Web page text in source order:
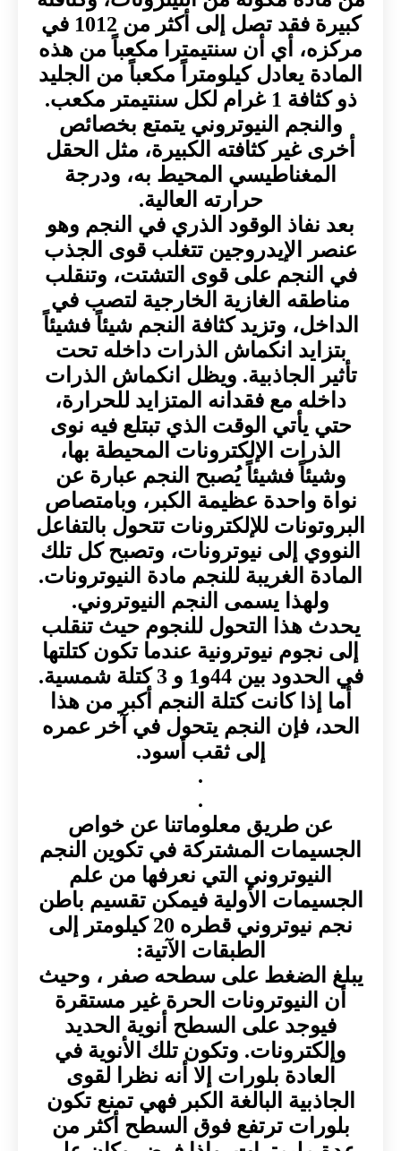
كبيرة فقد تصل إلى أكثر من 1012 في
مركزه، أي أن سنتيمترا مكعباً من هذه
المادة يعادل كيلومتراً مكعباً من الجليد
ذو كثافة 1 غرام لكل سنتيمتر مكعب.
والنجم النيوتروني يتمتع بخصائص
أخرى غير كثافته الكبيرة، مثل الحقل
المغناطيسي المحيط به، ودرجة
حرارته العالية.
بعد نفاذ الوقود الذري في النجم وهو
عنصر الإيدروجين تتغلب قوى الجذب
في النجم على قوى التشتت، وتنقلب
مناطقه الغازية الخارجية لتصب في
الداخل، وتزيد كثافة النجم شيئاً فشيئاً
بتزايد انكماش الذرات داخله تحت
تأثير الجاذبية. ويظل انكماش الذرات
داخله مع فقدانه المتزايد للحرارة،
حتي يأتي الوقت الذي تبتلع فيه نوى
الذرات الإلكترونات المحيطة بها،
وشيئاً فشيئاً يُصبح النجم عبارة عن
نواة واحدة عظيمة الكبر، وبامتصاص
البروتونات للإلكترونات تتحول بالتفاعل
النووي إلى نيوترونات، وتصبح كل تلك
المادة الغريبة للنجم مادة النيوترونات.
ولهذا يسمى النجم النيوتروني.
يحدث هذا التحول للنجوم حيث تنقلب
إلى نجوم نيوترونية عندما تكون كتلتها
في الحدود بين 44و1 و 3 كتلة شمسية.
أما إذا كانت كتلة النجم أكبر من هذا
الحد، فإن النجم يتحول في آخر عمره
إلى ثقب أسود.
.
.
عن طريق معلوماتنا عن خواص
الجسيمات المشتركة في تكوين النجم
النيوتروني التي نعرفها من علم
الجسيمات الأولية فيمكن تقسيم باطن
نجم نيوتروني قطره 20 كيلومتر إلى
الطبقات الآتية:
يبلغ الضغط على سطحه صفر ، وحيث
أن النيوترونات الحرة غير مستقرة
فيوجد على السطح أنوية الحديد
وإلكترونات. وتكون تلك الأنوية في
العادة بلورات إلا أنه نظرا لقوى
الجاذبية البالغة الكبر فهي تمنع تكون
بلورات ترتفع فوق السطح أكثر من